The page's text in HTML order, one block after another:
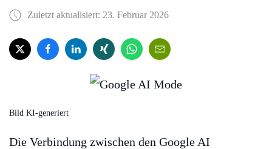
Zuletzt aktualisiert: 23. Februar 2026
Bild KI-generiert
Die Verbindung zwischen den Google AI